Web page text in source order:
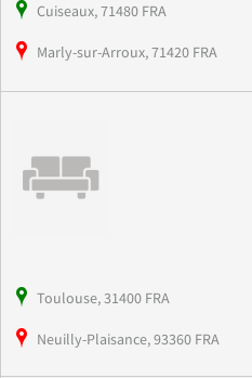
Cuiseaux, 71480 FRA
Marly-sur-Arroux, 71420 FRA
Toulouse, 31400 FRA
Neuilly-Plaisance, 93360 FRA